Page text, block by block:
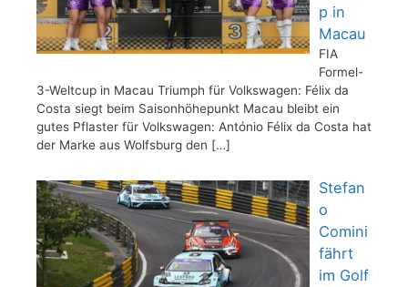
p in
Macau
FIA
Formel-
3-Weltcup in Macau Triumph für Volkswagen: Félix da
Costa siegt beim Saisonhöhepunkt Macau bleibt ein
gutes Pflaster für Volkswagen: António Félix da Costa hat
der Marke aus Wolfsburg den […]
Stefan
o
Comini
fährt
im Golf